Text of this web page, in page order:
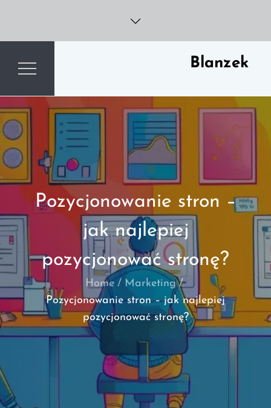
content
Blanzek
Pozycjonowanie stron –
jak najlepiej
pozycjonować stronę?
Home
Marketing
Pozycjonowanie stron – jak najlepiej
pozycjonować stronę?